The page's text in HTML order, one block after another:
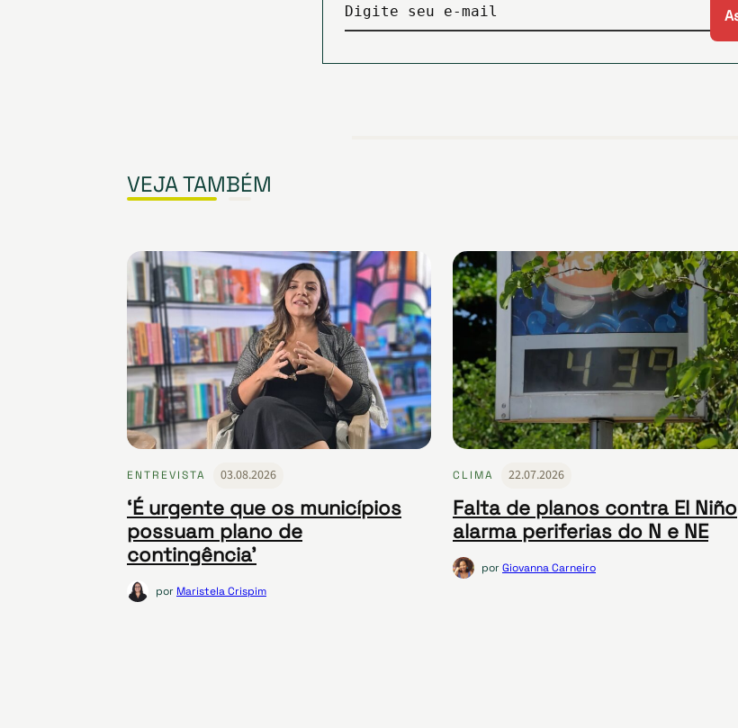
Digite seu e-mail
VEJA TAMBÉM
ENTREVISTA 03.08.2026
‘É urgente que os municípios
possuam plano de
contingência’
por Maristela Crispim
CLIMA 22.07.2026
Falta de planos contra El Niño
alarma periferias do N e NE
porGiovanna Carneiro